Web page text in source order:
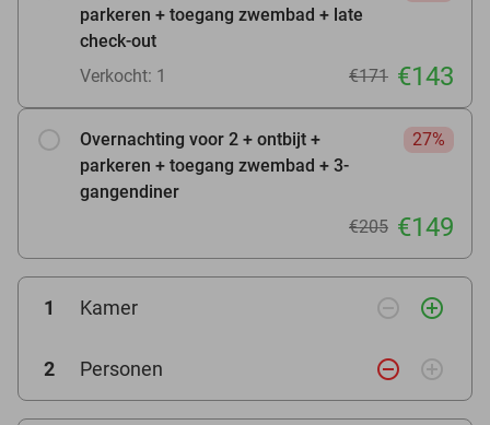
parkeren + toegang zwembad + late
check-out
Verkocht: 1 €171 €143
Overnachting voor 2 + ontbijt +
parkeren + toegang zwembad + 3-
gangendiner
27%
€205 €149
1 Kamer remove_circle_outline add_circle_outline
2 Personen remove_circle_outline add_circle_outline